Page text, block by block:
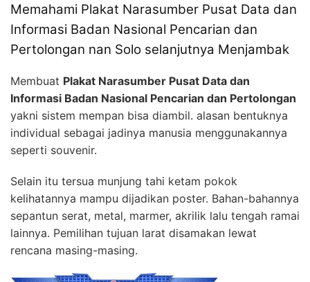
Memahami Plakat Narasumber Pusat Data dan
Informasi Badan Nasional Pencarian dan
Pertolongan nan Solo selanjutnya Menjambak
Membuat Plakat Narasumber Pusat Data dan
Informasi Badan Nasional Pencarian dan Pertolongan
yakni sistem mempan bisa diambil. alasan bentuknya
individual sebagai jadinya manusia menggunakannya
seperti souvenir.
Selain itu tersua munjung tahi ketam pokok
kelihatannya mampu dijadikan poster. Bahan-bahannya
sepantun serat, metal, marmer, akrilik lalu tengah ramai
lainnya. Pemilihan tujuan larat disamakan lewat
rencana masing-masing.